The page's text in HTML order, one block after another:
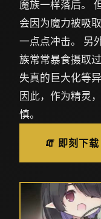
魔族一样落后。
会因为魔力被吸
一点点冲击。 另
族常常暴食摄取
失真的巨大化等
因此，作为精灵
慎。
🧯 即刻下载